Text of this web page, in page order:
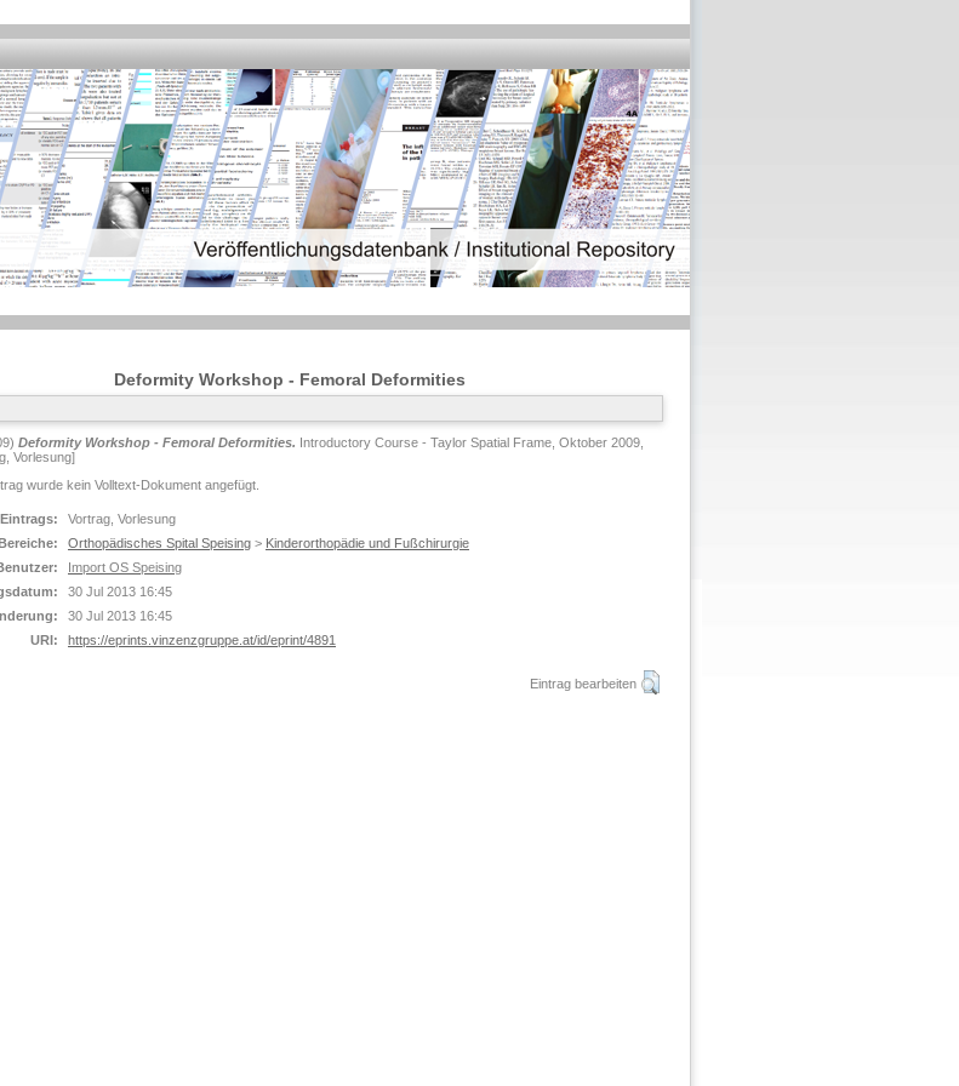
Deformity Workshop - Femoral Deformities
Deformity Workshop - Femoral Deformities. Introductory Course - Taylor Spatial Frame, Oktober 2009,
Vorlesung]
wurde kein Volltext-Dokument angefügt.
Vortrag, Vorlesung
Orthopädisches Spital Speising > Kinderorthopädie und Fußchirurgie
Import OS Speising
30 Jul 2013 16:45
30 Jul 2013 16:45
URI:
https://eprints.vinzenzgruppe.at/id/eprint/4891
Eintrag bearbeiten